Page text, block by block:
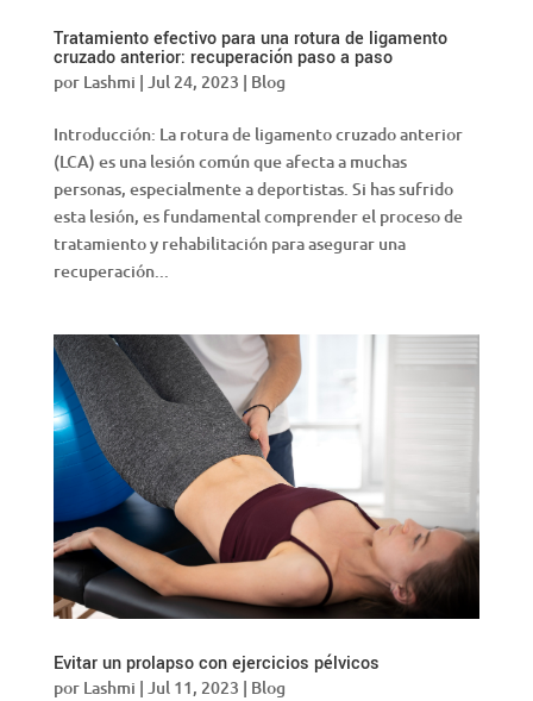
Tratamiento efectivo para una rotura de ligamento
cruzado anterior: recuperación paso a paso
por Lashmi | Jul 24, 2023 | Blog
Introducción: La rotura de ligamento cruzado anterior
(LCA) es una lesión común que afecta a muchas
personas, especialmente a deportistas. Si has sufrido
esta lesión, es fundamental comprender el proceso de
tratamiento y rehabilitación para asegurar una
recuperación...
Evitar un prolapso con ejercicios pélvicos
por Lashmi | Jul 11, 2023 | Blog